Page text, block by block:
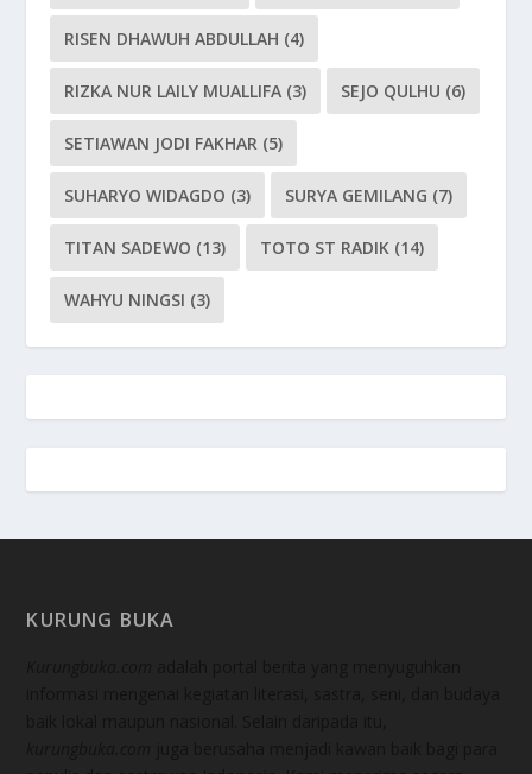
RISEN DHAWUH ABDULLAH (4)
RIZKA NUR LAILY MUALLIFA (3) SEJO QULHU (6)
SETIAWAN JODI FAKHAR (5)
SUHARYO WIDAGDO (3) SURYA GEMILANG (7)
TITAN SADEWO (13) TOTO ST RADIK (14)
WAHYU NINGSI (3)
KURUNG BUKA